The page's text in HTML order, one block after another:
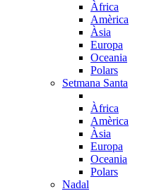
Àfrica
Amèrica
Àsia
Europa
Oceania
Polars
Setmana Santa
Àfrica
Amèrica
Àsia
Europa
Oceania
Polars
Nadal